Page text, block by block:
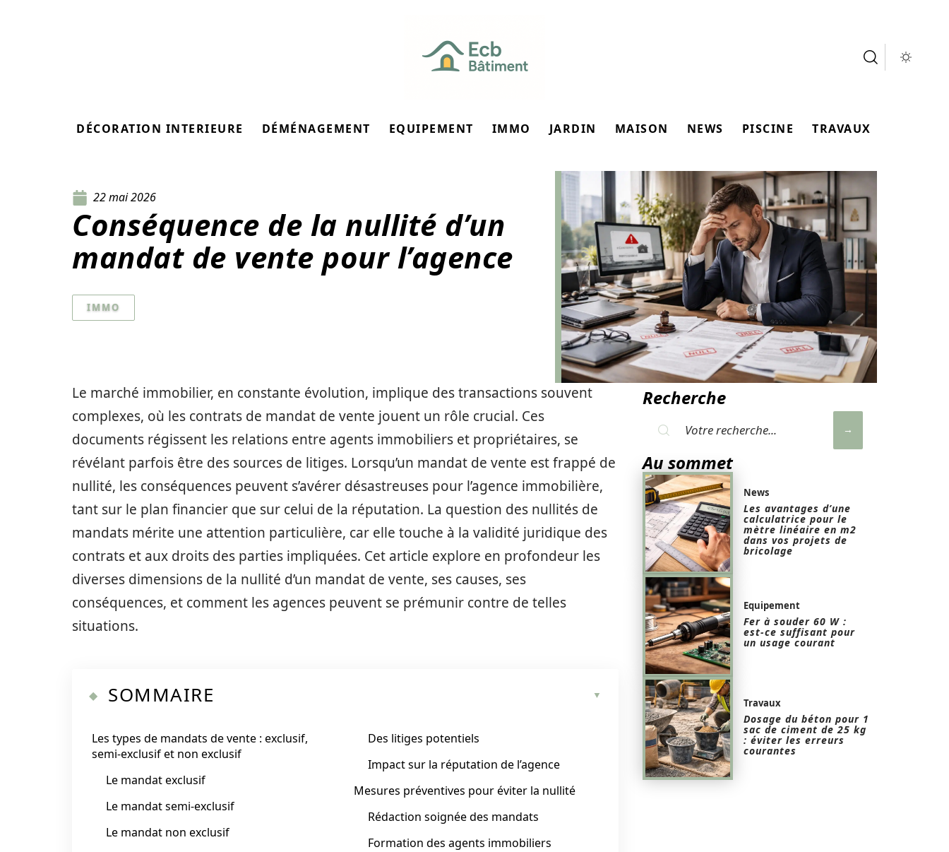
DÉCORATION INTERIEURE DÉMÉNAGEMENT EQUIPEMENT IMMO JARDIN MAISON NEWS PISCINE TRAVAUX
22 mai 2026
Conséquence de la nullité d’un
mandat de vente pour l’agence
IMMO
Le marché immobilier, en constante évolution, implique des transactions souvent
complexes, où les contrats de mandat de vente jouent un rôle crucial. Ces
documents régissent les relations entre agents immobiliers et propriétaires, se
révélant parfois être des sources de litiges. Lorsqu’un mandat de vente est frappé de
nullité, les conséquences peuvent s’avérer désastreuses pour l’agence immobilière,
tant sur le plan financier que sur celui de la réputation. La question des nullités de
mandats mérite une attention particulière, car elle touche à la validité juridique des
contrats et aux droits des parties impliquées. Cet article explore en profondeur les
diverses dimensions de la nullité d’un mandat de vente, ses causes, ses
conséquences, et comment les agences peuvent se prémunir contre de telles
situations.
SOMMAIRE
Les types de mandats de vente : exclusif,
semi-exclusif et non exclusif
Le mandat exclusif
Le mandat semi-exclusif
Le mandat non exclusif
Des litiges potentiels
Impact sur la réputation de l’agence
Mesures préventives pour éviter la nullité
Rédaction soignée des mandats
Formation des agents immobiliers
Recherche
Au sommet
News
Les avantages d’une
calculatrice pour le
mètre linéaire en m2
dans vos projets de
bricolage
Equipement
Fer à souder 60 W :
est-ce suffisant pour
un usage courant
Travaux
Dosage du béton pour 1
sac de ciment de 25 kg
: éviter les erreurs
courantes